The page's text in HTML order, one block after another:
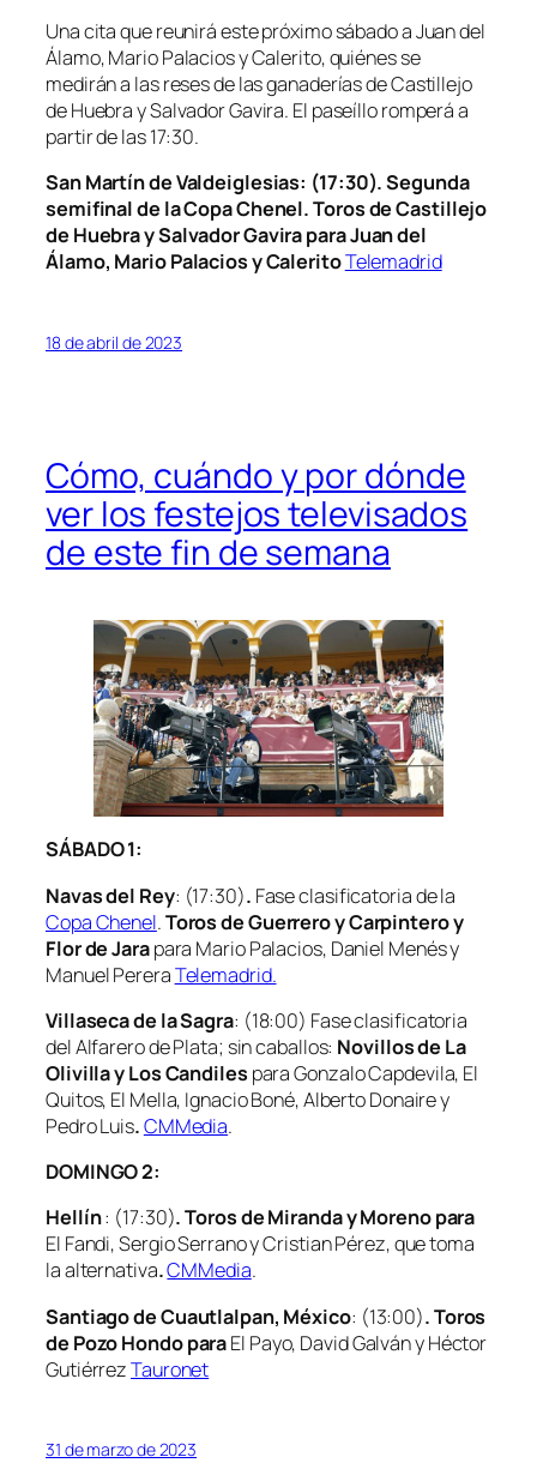
Una cita que reunirá este próximo sábado a Juan del
Álamo, Mario Palacios y Calerito, quiénes se
medirán a las reses de las ganaderías de Castillejo
de Huebra y Salvador Gavira. El paseíllo romperá a
partir de las 17:30.
San Martín de Valdeiglesias: (17:30).Segunda
semifinal de la Copa Chenel.Toros de Castillejo
de Huebra y Salvador Gavirapara Juan del
Álamo, Mario Palacios y CaleritoTelemadrid
18 de abril de 2023
Cómo, cuándo y por dónde
ver los festejos televisados
de este fin de semana
SÁBADO 1:
Navas del Rey: (17:30). Fase clasificatoria de la
Copa Chenel.Toros deGuerrero y Carpintero y
Flor de Jarapara Mario Palacios, Daniel Menés y
Manuel PereraTelemadrid.
Villaseca de la Sagra: (18:00) Fase clasificatoria
del Alfarero de Plata; sin caballos: Novillos de La
Olivilla y Los Candiles paraGonzalo Capdevila, El
Quitos, El Mella, Ignacio Boné, Alberto Donaire y
Pedro Luis.CMMedia.
DOMINGO 2:
Hellín: (17:30). Toros de Miranda y Moreno para
El Fandi, Sergio Serrano y Cristian Pérez, que toma
la alternativa.CMMedia.
Santiago de Cuautlalpan, México: (13:00). Toros
de Pozo Hondo paraEl Payo, David Galván y Héctor
GutiérrezTauronet
31 de marzo de 2023